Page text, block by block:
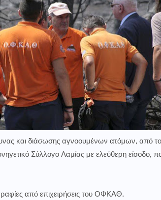
και διάσωσης αγνοουμένων ατόμων, από
Σύλλογο Λαμίας με ελεύθερη είσοδο,
από επιχειρήσεις του ΟΦΚΑΘ.